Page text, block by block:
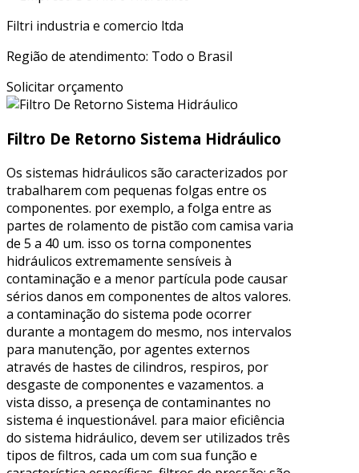
Filtri industria e comercio ltda
Região de atendimento: Todo o Brasil
Solicitar orçamento
Filtro De Retorno Sistema Hidráulico
Os sistemas hidráulicos são caracterizados por
trabalharem com pequenas folgas entre os
componentes. por exemplo, a folga entre as
partes de rolamento de pistão com camisa varia
de 5 a 40 um. isso os torna componentes
hidráulicos extremamente sensíveis à
contaminação e a menor partícula pode causar
sérios danos em componentes de altos valores.
a contaminação do sistema pode ocorrer
durante a montagem do mesmo, nos intervalos
para manutenção, por agentes externos
através de hastes de cilindros, respiros, por
desgaste de componentes e vazamentos. a
vista disso, a presença de contaminantes no
sistema é inquestionável. para maior eficiência
do sistema hidráulico, devem ser utilizados três
tipos de filtros, cada um com sua função e